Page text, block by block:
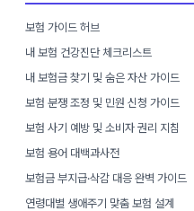
보험 가이드 허브
내 보험 건강진단 체크리스트
내 보험금 찾기 및 숨은 자산 가이드
보험 분쟁 조정 및 민원 신청 가이드
보험 사기 예방 및 소비자 권리 지침
보험 용어 대백과사전
보험금 부지급·삭감 대응 완벽 가이드
연령대별 생애주기 맞춤 보험 설계